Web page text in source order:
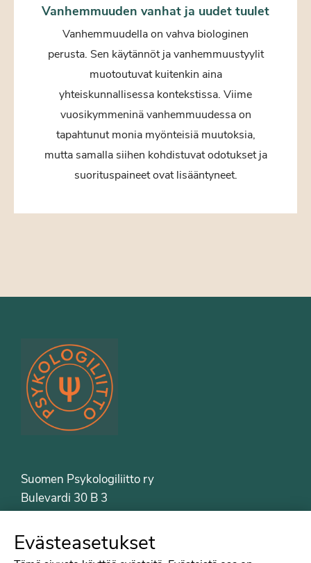
Vanhemmuuden vanhat ja uudet tuulet
Vanhemmuudella on vahva biologinen
perusta. Sen käytännöt ja vanhemmuustyylit
muotoutuvat kuitenkin aina
yhteiskunnallisessa kontekstissa. Viime
vuosikymmeninä vanhemmuudessa on
tapahtunut monia myönteisiä muutoksia,
mutta samalla siihen kohdistuvat odotukset ja
suorituspaineet ovat lisääntyneet.
Suomen Psykologiliitto ry
Bulevardi 30 B 3
Puh. 09-6122 9122
Psykologiliiton sivut
Evästeasetukset